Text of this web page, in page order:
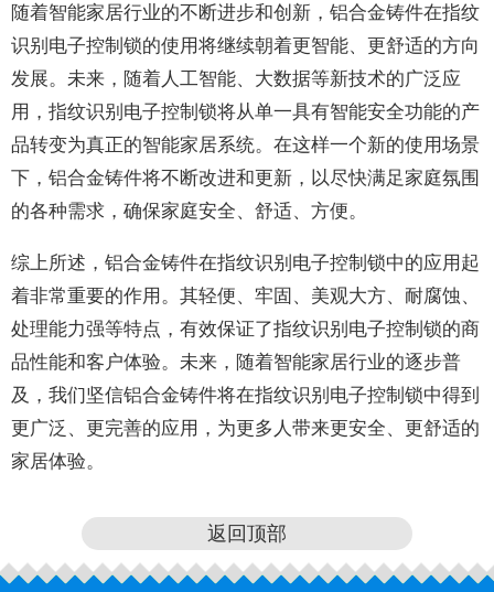
随着智能家居行业的不断进步和创新，铝合金铸件在指纹
识别电子控制锁的使用将继续朝着更智能、更舒适的方向
发展。未来，随着人工智能、大数据等新技术的广泛应
用，指纹识别电子控制锁将从单一具有智能安全功能的产
品转变为真正的智能家居系统。在这样一个新的使用场景
下，铝合金铸件将不断改进和更新，以尽快满足家庭氛围
的各种需求，确保家庭安全、舒适、方便。
综上所述，铝合金铸件在指纹识别电子控制锁中的应用起
着非常重要的作用。其轻便、牢固、美观大方、耐腐蚀、
处理能力强等特点，有效保证了指纹识别电子控制锁的商
品性能和客户体验。未来，随着智能家居行业的逐步普
及，我们坚信铝合金铸件将在指纹识别电子控制锁中得到
更广泛、更完善的应用，为更多人带来更安全、更舒适的
家居体验。
返回顶部